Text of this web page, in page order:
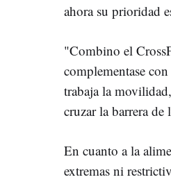
ahora su prioridad
"Combino el
complementase
trabaja la
cruzar la barrera de
En cuanto a la
extremas ni